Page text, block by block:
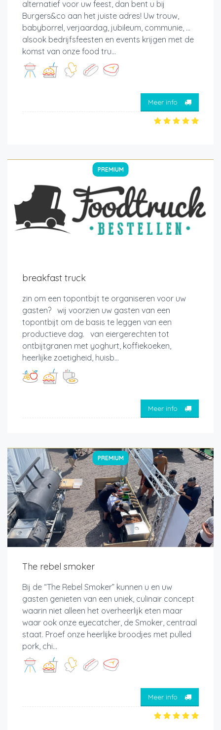
alternatief voor uw feest, dan bent u bij
Burgers&co aan het juiste adres! Uw trouw,
babyborrel, verjaardag, jubileum, communie, ...
alsook bedrijfsfeesten en events krijgen met de
komst van onze food tru...
Meer info
PREMIUM
breakfast truck
zin om een topontbijt te organiseren voor uw
gasten? wij voorzien uw gasten van een
topontbijt om de basis te leggen van een
productieve dag. van eiergerechten tot
ontbijtgranen met yoghurt, koffiekoeken,
heerlijke zoetigheid, huisb...
Meer info
PREMIUM
The rebel smoker
Bij de “The Rebel Smoker” kunnen u en uw
gasten genieten van een uniek, culinair concept
waarin niet alleen het overheerlijk eten maar
waar ook onze eyecatcher, de Smoker, centraal
staat. Proef onze heerlijke broodjes met pulled
pork, chi...
Meer info